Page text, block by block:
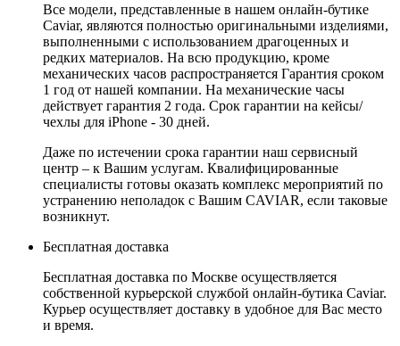
Все модели, представленные в нашем онлайн-бутике
Caviar, являются полностью оригинальными изделиями,
выполненными с использованием драгоценных и
редких материалов. На всю продукцию, кроме
механических часов распространяется Гарантия сроком
1 год от нашей компании. На механические часы
действует гарантия 2 года. Срок гарантии на кейсы/
чехлы для iPhone - 30 дней.
Даже по истечении срока гарантии наш сервисный
центр – к Вашим услугам. Квалифицированные
специалисты готовы оказать комплекс мероприятий по
устранению неполадок с Вашим CAVIAR, если таковые
возникнут.
Бесплатная доставка
Бесплатная доставка по Москве осуществляется
собственной курьерской службой онлайн-бутика Caviar.
Курьер осуществляет доставку в удобное для Вас место
и время.